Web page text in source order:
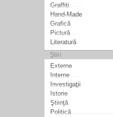
Graffiti
Hand-Made
Grafică
Pictură
Literatură
Ştiri
Externe
Interne
Investigaţii
Istorie
Ştiinţă
Politică